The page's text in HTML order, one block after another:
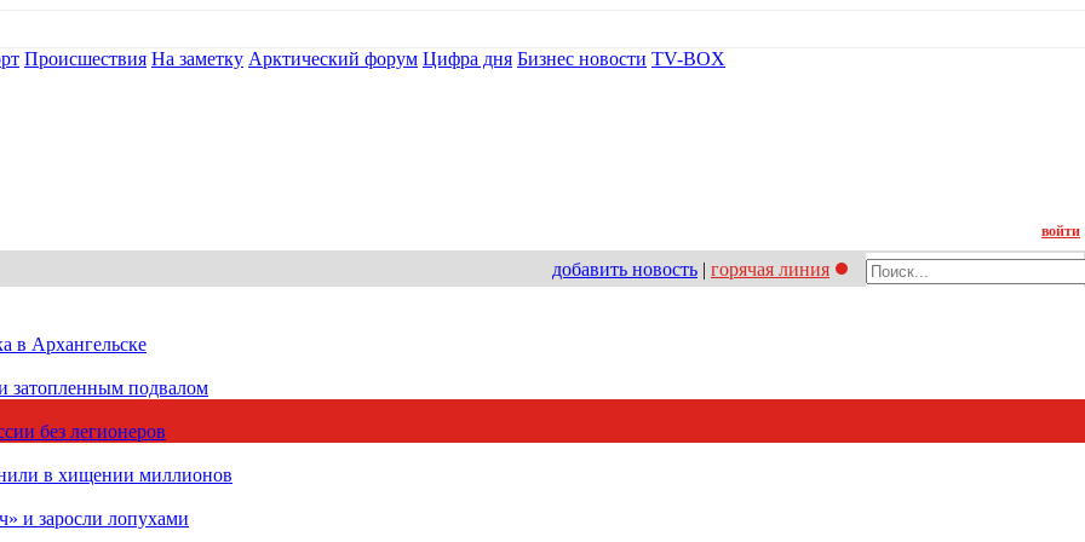
Происшествия На заметку Арктический форум Цифра дня Бизнес новости TV-BOX
войти
добавить новость | горячая линия
в Архангельске
затопленным подвалом
без легионеров
в хищении миллионов
и заросли лопухами